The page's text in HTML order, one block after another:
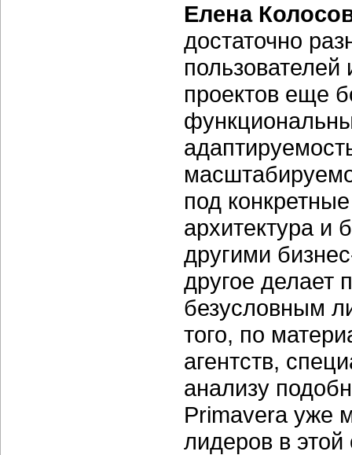
Елена
достаточно
проектов еще
под
архитектура и
другими
другое делает
безусловным
того, по
агентств,
анализу
Primavera уже
лидеров в этой